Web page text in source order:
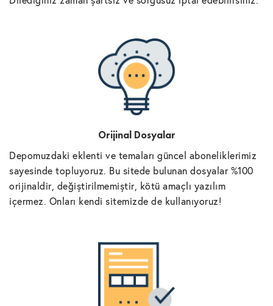
Orijinal Dosyalar
Depomuzdaki eklenti ve temaları güncel aboneliklerimiz
sayesinde topluyoruz. Bu sitede bulunan dosyalar %100
orijinaldir, değiştirilmemiştir, kötü amaçlı yazılım
içermez. Onları kendi sitemizde de kullanıyoruz!